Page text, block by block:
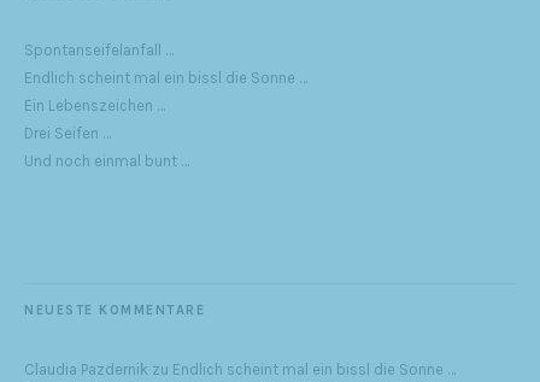
Spontanseifelanfall …
Endlich scheint mal ein bissl die Sonne …
Ein Lebenszeichen …
Drei Seifen …
Und noch einmal bunt …
NEUESTE KOMMENTARE
Claudia Pazdernik zu Endlich scheint mal ein bissl die Sonne …